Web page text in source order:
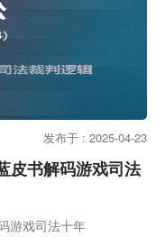
发布于 : 2025-04-23
皮书解码游戏司法
游戏司法十年